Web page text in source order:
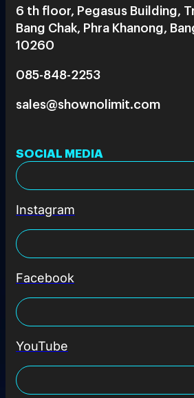
6 th floor, Pegasus Building,
Bang Chak, Phra Khanong,
10260
085-848-2253
sales@shownolimit.com
SOCIAL MEDIA
Instagram
Facebook
YouTube